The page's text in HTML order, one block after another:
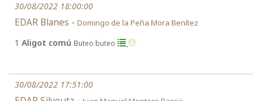
30/08/2022 18:00:00
EDAR Blanes - Domingo de la Peña Mora Benítez
1 Aligot comú Buteo buteo
30/08/2022 17:51:00